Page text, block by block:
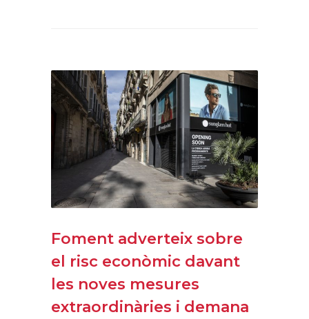
Foment adverteix sobre
el risc econòmic davant
les noves mesures
extraordinàries i demana